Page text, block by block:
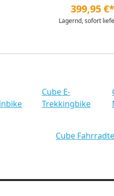
399,95 €*
Lagernd, sofort
Cube E-
Trekkingbike
Cube